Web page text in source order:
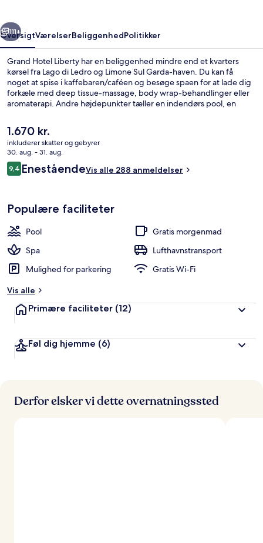
Næste
111+
OversigtVærelserBeliggenhedPolitikker
Grand Hotel Liberty har en beliggenhed mindre end et kvarters
kørsel fra Lago di Ledro og Limone Sul Garda-haven. Du kan få
noget at spise i kaffebaren/caféen og besøge spaen for at lade dig
forkæle med deep tissue-massage, body wrap-behandlinger eller
aromaterapi. Andre højdepunkter tæller en indendørs pool, en
stedets hjælpsomme personale.
Den
nuværende
pris
er
1.670 kr.
1.670 kr.
inkluderer skatter og gebyrer
30. aug. - 31. aug.
Anmeldelser
9,49,4 ud af 10.
EneståendeVis alle 288 anmeldelser
Populære faciliteter
Pool
Gratis morgenmad
Spa
Lufthavnstransport
Mulighed for parkering
Gratis Wi-Fi
Vis alle
Primære faciliteter (12)
Føl dig hjemme (6)
Derfor elsker vi dette overnatningssted